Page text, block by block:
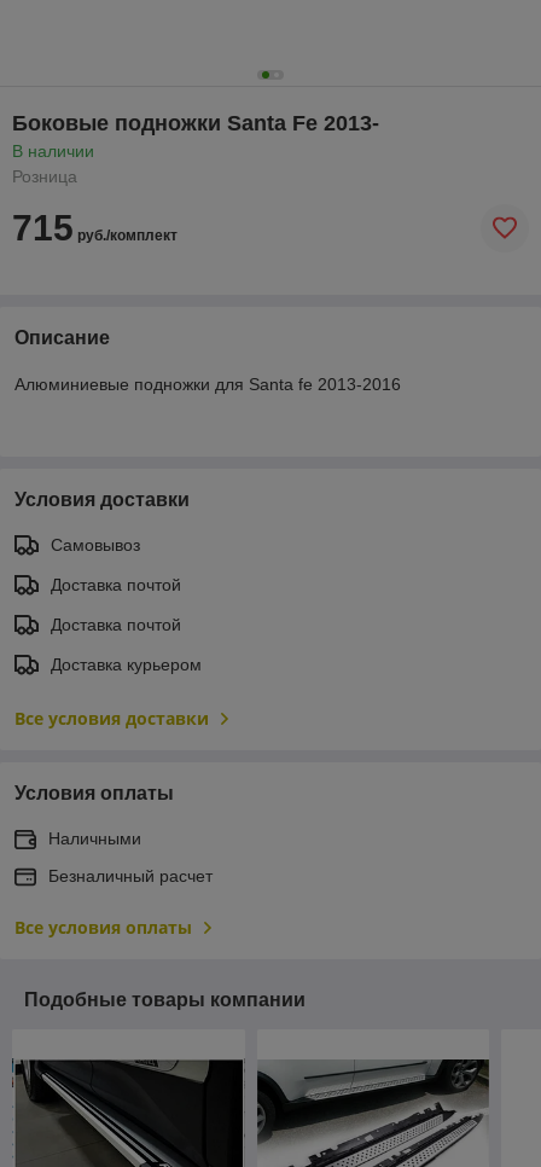
Боковые подножки Santa Fe 2013-
В наличии
Розница
715 руб./комплект
Описание
Алюминиевые подножки для Santa fe 2013-2016
Условия доставки
Самовывоз
Доставка почтой
Доставка почтой
Доставка курьером
Все условия доставки
Условия оплаты
Наличными
Безналичный расчет
Все условия оплаты
Подобные товары компании